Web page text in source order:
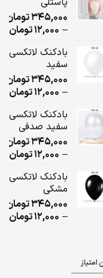
345,000تومان
–
12,000تومان
بادکنک لاتکسی
سفید
345,000تومان
–
12,000تومان
بادکنک لاتکسی
سفید صدفی
345,000تومان
–
12,000تومان
بادکنک لاتکسی
مشکی
345,000تومان
–
12,000تومان
امتیاز